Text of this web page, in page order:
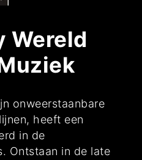
Wereld
onweerstaanbare
heeft een
in de
Ontstaan in de late